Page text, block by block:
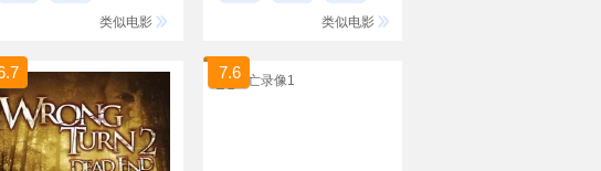
类似电影
类似电影
7.6